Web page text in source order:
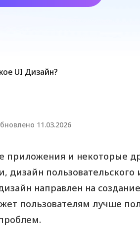
UI Дизайн?
11.03.2026
приложения и некоторые
дизайн пользовательского
направлен на
пользователям лучше